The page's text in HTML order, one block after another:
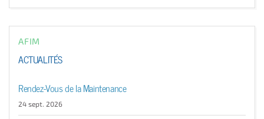
AFIM
ACTUALITÉS
Rendez-Vous de la Maintenance
24 sept. 2026